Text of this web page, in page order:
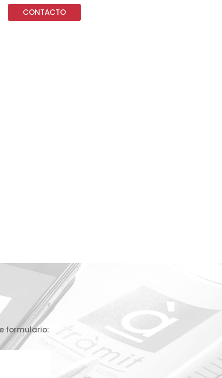
CONTACTO
formulario: